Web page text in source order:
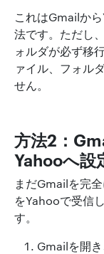
これはGmailか
法です。ただし
ォルダが必ず移
ァイル、フォル
せん。
方法2：
Yahooへ設
まだGmailを完
をYahooで受信
す。
Gmailを開